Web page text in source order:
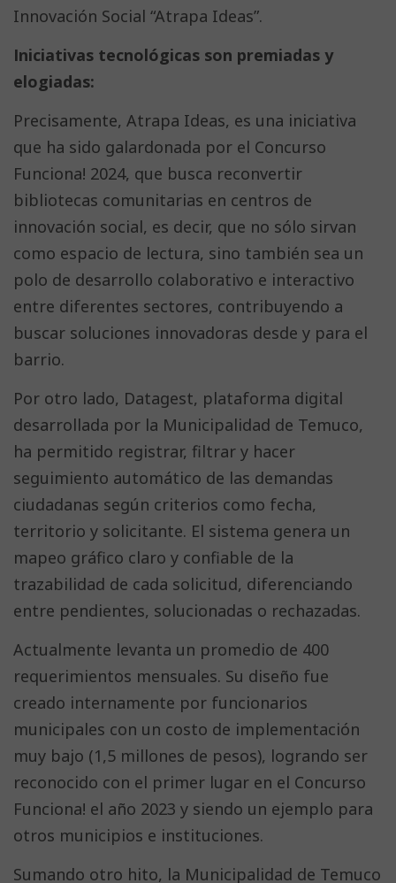
Innovación Social “Atrapa Ideas”.
Iniciativas tecnológicas son premiadas y
elogiadas:
Precisamente, Atrapa Ideas, es una iniciativa
que ha sido galardonada por el Concurso
Funciona! 2024, que busca reconvertir
bibliotecas comunitarias en centros de
innovación social, es decir, que no sólo sirvan
como espacio de lectura, sino también sea un
polo de desarrollo colaborativo e interactivo
entre diferentes sectores, contribuyendo a
buscar soluciones innovadoras desde y para el
barrio.
Por otro lado, Datagest, plataforma digital
desarrollada por la Municipalidad de Temuco,
ha permitido registrar, filtrar y hacer
seguimiento automático de las demandas
ciudadanas según criterios como fecha,
territorio y solicitante. El sistema genera un
mapeo gráfico claro y confiable de la
trazabilidad de cada solicitud, diferenciando
entre pendientes, solucionadas o rechazadas.
Actualmente levanta un promedio de 400
requerimientos mensuales. Su diseño fue
creado internamente por funcionarios
municipales con un costo de implementación
muy bajo (1,5 millones de pesos), logrando ser
reconocido con el primer lugar en el Concurso
Funciona! el año 2023 y siendo un ejemplo para
otros municipios e instituciones.
Sumando otro hito, la Municipalidad de Temuco